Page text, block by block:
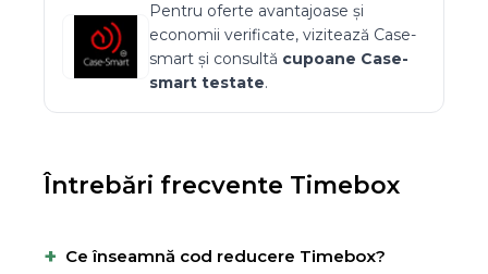
Pentru oferte avantajoase și
economii verificate, vizitează Case-
smart și consultă cupoane Case-
smart testate.
Întrebări frecvente Timebox
+ Ce înseamnă cod reducere Timebox?